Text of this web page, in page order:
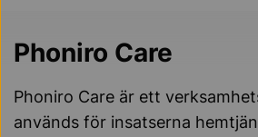
Phoniro Care
Phoniro Care är ett
används för insatserna